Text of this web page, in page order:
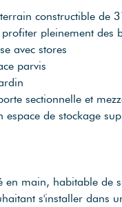
constructible de
pleinement des
avec stores
parvis
sectionnelle et
de stockage
en main, habitable de
s'installer dans